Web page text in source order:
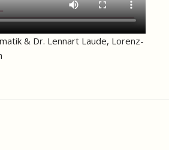
& Dr. Lennart Laude, Lorenz-